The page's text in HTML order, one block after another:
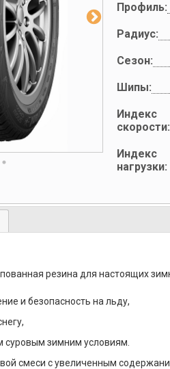
Профиль:
Радиус:
Сезон:
Шипы:
Индекс
скорости:
Индекс
нагрузки:
резина для настоящих
и безопасность на льду,
суровым зимним условиям.
смеси с увеличенным